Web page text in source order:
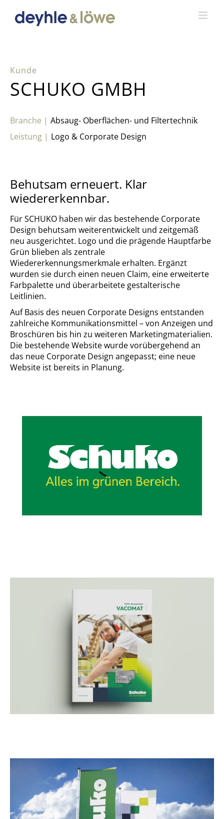
Inhalt
springen
SCHUKO GMBH
Absaug- Oberflächen- und Filtertechnik
Logo & Corporate Design
Behutsam erneuert. Klar
wiedererkennbar.
Für SCHUKO haben wir das bestehende Corporate
Design behutsam weiterentwickelt und zeitgemäß
neu ausgerichtet. Logo und die prägende Hauptfarbe
Grün blieben als zentrale
Wiedererkennungsmerkmale erhalten. Ergänzt
wurden sie durch einen neuen Claim, eine erweiterte
Farbpalette und überarbeitete gestalterische
Leitlinien.
Auf Basis des neuen Corporate Designs entstanden
zahlreiche Kommunikationsmittel – von Anzeigen und
Broschüren bis hin zu weiteren Marketingmaterialien.
Die bestehende Website wurde vorübergehend an
das neue Corporate Design angepasst; eine neue
Website ist bereits in Planung.